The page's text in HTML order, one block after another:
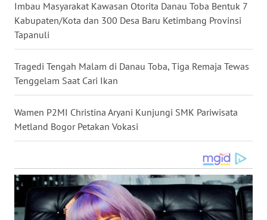
Imbau Masyarakat Kawasan Otorita Danau Toba Bentuk 7
Kabupaten/Kota dan 300 Desa Baru Ketimbang Provinsi
Tapanuli
Tragedi Tengah Malam di Danau Toba, Tiga Remaja Tewas
Tenggelam Saat Cari Ikan
Wamen P2MI Christina Aryani Kunjungi SMK Pariwisata
Metland Bogor Petakan Vokasi
NUSANTARA
JOGJA
JATIM
WN
KALBAR